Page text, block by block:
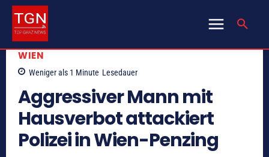
WIEN
Weniger als 1 Minute Lesedauer
Aggressiver Mann mit
Hausverbot attackiert
Polizei in Wien-Penzing